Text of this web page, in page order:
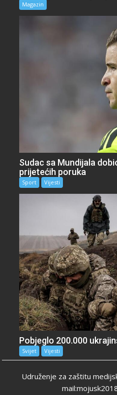
Magazin
Sudac sa Mundijala
prijetećih poruka
Sport Vijesti
Pobjeglo 200.000
Svijet Vijesti
Udruženje za zaštitu